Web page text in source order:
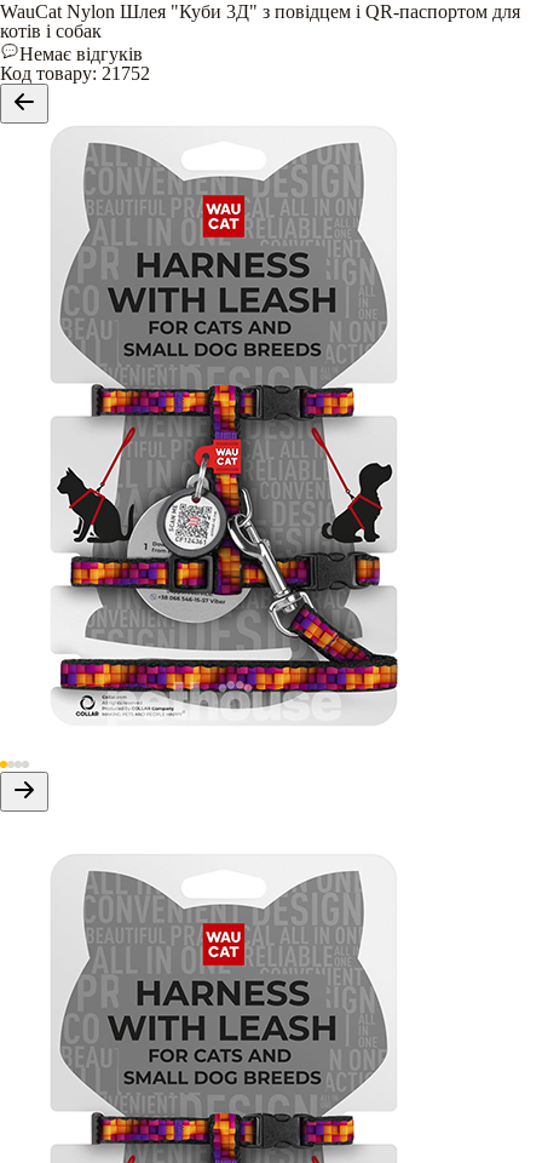
WauCat Nylon Шлея "Куби 3Д" з повідцем і QR-паспортом для
котів і собак
Немає відгуків
Код товару: 21752